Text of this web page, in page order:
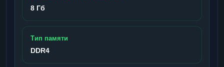
8 Гб
Тип памяти
DDR4